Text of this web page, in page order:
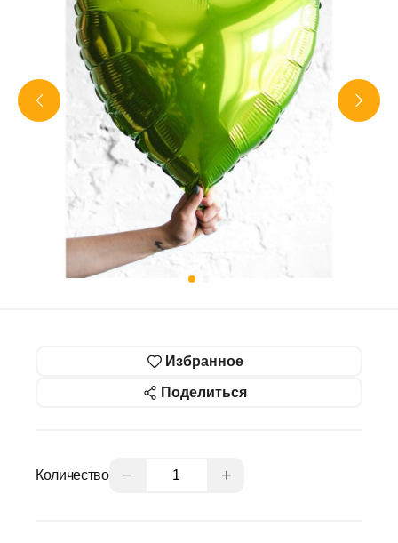
Избранное
Поделиться
Количество − +